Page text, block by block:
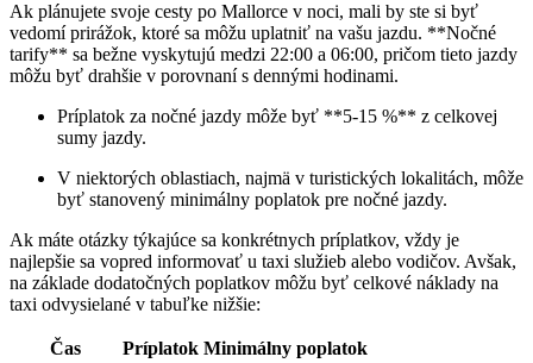
Ak plánujete svoje cesty po Mallorce v noci, mali by ste si byť
vedomí prirážok, ktoré sa môžu uplatniť na vašu jazdu. **Nočné
tarify** sa bežne vyskytujú medzi 22:00 a 06:00, pričom tieto jazdy
môžu byť drahšie v porovnaní s dennými hodinami.
Príplatok za nočné jazdy môže byť **5-15 %** z celkovej
sumy jazdy.
V niektorých oblastiach, najmä v turistických lokalitách, môže
byť stanovený minimálny poplatok pre nočné jazdy.
Ak máte otázky týkajúce sa konkrétnych príplatkov, vždy je
najlepšie sa vopred informovať u taxi služieb alebo vodičov. Avšak,
na základe dodatočných poplatkov môžu byť celkové náklady na
taxi odvysielané v tabuľke nižšie:
Čas Príplatok Minimálny poplatok